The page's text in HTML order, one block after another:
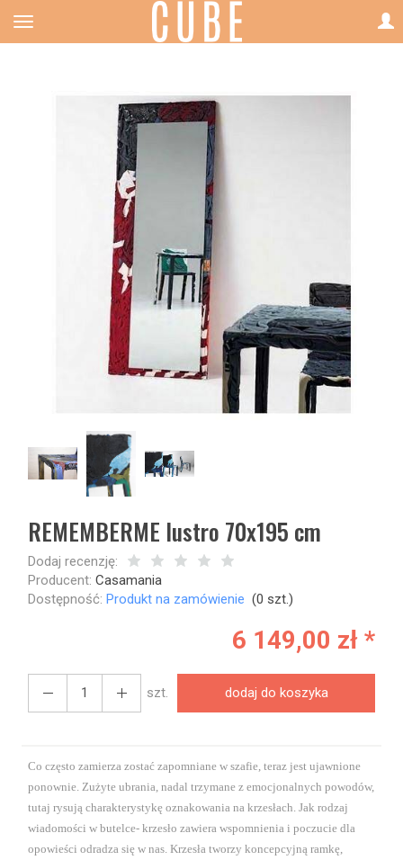
REMEMBERME lustro 70x195 cm
Dodaj recenzję:
Producent: Casamania
Dostępność: Produkt na zamówienie (0 szt.)
6 149,00 zł *
szt. dodaj do koszyka
Co często zamierza zostać zapomniane w szafie, teraz jest ujawnione
ponownie. Zużyte ubrania, nadal trzymane z emocjonalnych powodów,
tutaj rysują charakterystykę oznakowania na krzesłach. Jak rodzaj
wiadomości w butelce- krzesło zawiera wspomnienia i poczucie dla
opowieści odradza się w nas. Krzesła tworzy koncepcyjną ramkę,